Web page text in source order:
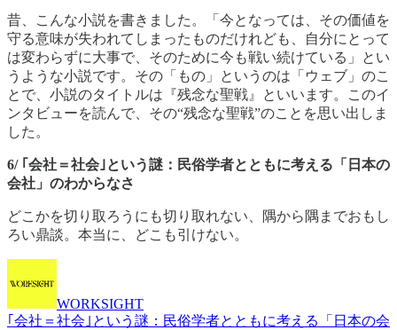
昔、こんな小説を書きました。「今となっては、その価値を
守る意味が失われてしまったものだけれども、自分にとって
は変わらずに大事で、そのために今も戦い続けている」とい
うような小説です。その「もの」というのは「ウェブ」のこ
とで、小説のタイトルは『残念な聖戦』といいます。このイ
ンタビューを読んで、その“残念な聖戦”のことを思い出しま
した。
6/ ｢会社＝社会｣という謎：民俗学者とともに考える「日本の
会社」のわからなさ
どこかを切り取ろうにも切り取れない、隅から隅までおもし
ろい鼎談。本当に、どこも引けない。
WORKSIGHT
｢会社＝社会｣という謎：民俗学者とともに考える「日本の会